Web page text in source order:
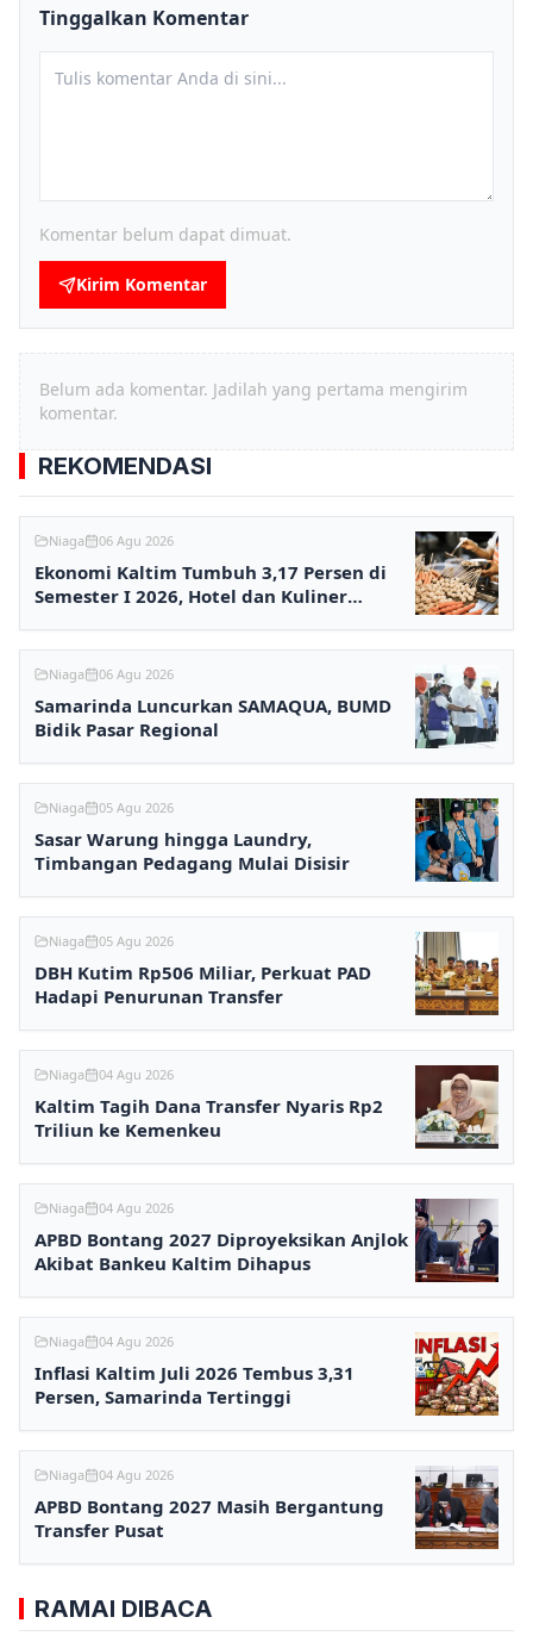
Tinggalkan Komentar
Komentar belum dapat dimuat.
Kirim Komentar
Belum ada komentar. Jadilah yang pertama mengirim
komentar.
REKOMENDASI
Niaga 06 Agu 2026
Ekonomi Kaltim Tumbuh 3,17 Persen di
Semester I 2026, Hotel dan Kuliner
Niaga 06 Agu 2026
Samarinda Luncurkan SAMAQUA, BUMD
Bidik Pasar Regional
Niaga 05 Agu 2026
Sasar Warung hingga Laundry,
Timbangan Pedagang Mulai Disisir
Niaga 05 Agu 2026
DBH Kutim Rp506 Miliar, Perkuat PAD
Hadapi Penurunan Transfer
Niaga 04 Agu 2026
Kaltim Tagih Dana Transfer Nyaris Rp2
Triliun ke Kemenkeu
Niaga 04 Agu 2026
APBD Bontang 2027 Diproyeksikan Anjlok
Akibat Bankeu Kaltim Dihapus
Niaga 04 Agu 2026
Inflasi Kaltim Juli 2026 Tembus 3,31
Persen, Samarinda Tertinggi
Niaga 04 Agu 2026
APBD Bontang 2027 Masih Bergantung
Transfer Pusat
RAMAI DIBACA